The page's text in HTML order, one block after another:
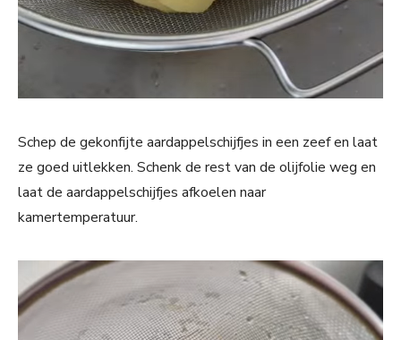
Schep de gekonfijte aardappelschijfjes in een zeef en laat
ze goed uitlekken. Schenk de rest van de olijfolie weg en
laat de aardappelschijfjes afkoelen naar
kamertemperatuur.